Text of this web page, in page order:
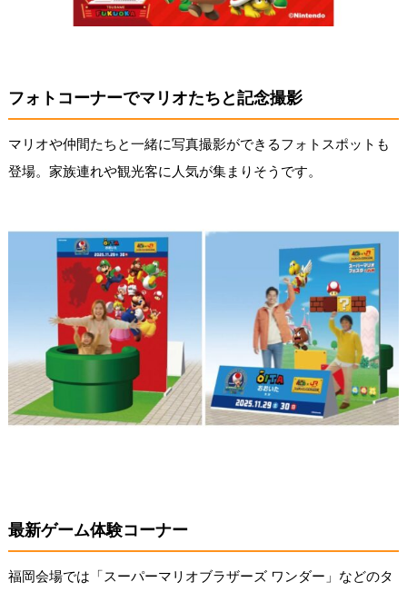
フォトコーナーでマリオたちと記念撮影
マリオや仲間たちと一緒に写真撮影ができるフォトスポットも
登場。家族連れや観光客に人気が集まりそうです。
最新ゲーム体験コーナー
福岡会場では「スーパーマリオブラザーズ ワンダー」などのタ